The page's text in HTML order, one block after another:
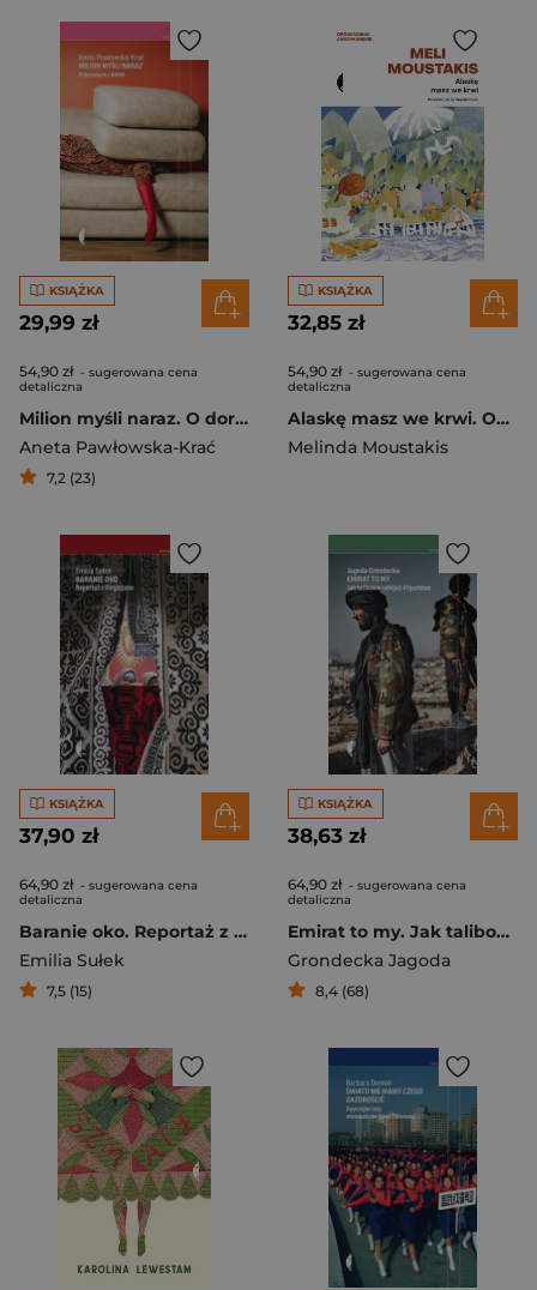
KSIĄŻKA
29,99 zł
54,90 zł - sugerowana cena
detaliczna
Milion myśli naraz. O dorosłych z ADHD
Aneta Pawłowska-Krać
7,2 (23)
KSIĄŻKA
32,85 zł
54,90 zł - sugerowana cena
detaliczna
Alaskę masz we krwi. Opowiadania amerykańskie
Melinda Moustakis
KSIĄŻKA
37,90 zł
64,90 zł - sugerowana cena
detaliczna
Baranie oko. Reportaż z Kirgistanu
Emilia Sułek
7,5 (15)
KSIĄŻKA
38,63 zł
64,90 zł - sugerowana cena
detaliczna
Emirat to my. Jak talibowie odbijali Afganistan
Grondecka Jagoda
8,4 (68)